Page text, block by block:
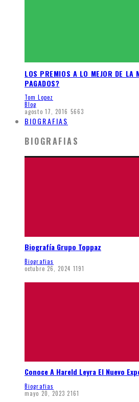
LOS PREMIOS A LO MEJOR DE LA
PAGADOS?
Tom Lopez
Blog
agosto 17, 2016 5663
BIOGRAFIAS
BIOGRAFIAS
Biografía Grupo Toppaz
Biografias
octubre 26, 2024 1191
Conoce A Hareld Leyra El Nuevo
Biografias
mayo 20, 2023 2161